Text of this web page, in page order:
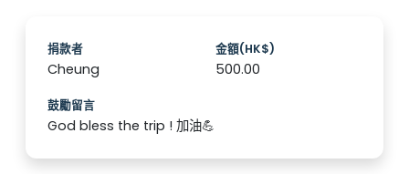
捐款者
Cheung
金額(HK$)
500.00
鼓勵留言
God bless the trip ! 加油💪